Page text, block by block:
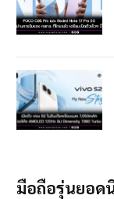
มือถือรุ่นยอด